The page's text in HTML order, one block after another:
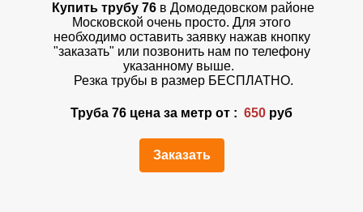
Купить трубу 76 в Домодедовском районе
Московской очень просто. Для этого
необходимо оставить заявку нажав кнопку
"заказать" или позвонить нам по телефону
указанному выше.
Резка трубы в размер БЕСПЛАТНО.
Труба 76 цена за метр от : 650 руб
Заказать